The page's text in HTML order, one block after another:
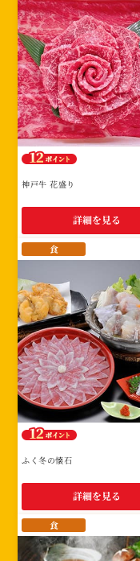
神戸牛 花盛り
詳細を見る
食
ふく冬の懐石
詳細を見る
食